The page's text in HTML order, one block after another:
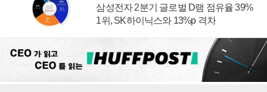
삼성전자 2분기 글로벌 D램 점유율 39%
1위, SK하이닉스와 13%p 격차